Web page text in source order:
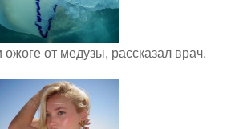
ожоге от медузы, рассказал врач.